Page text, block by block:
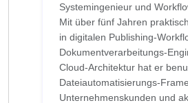
Systemingenieur und
Mit über fünf Jahren
in digitalen Publishing-
Dokumentverarbeitungs-
Cloud-Architektur hat er
Dateiautomatisierungs-
Unternehmenskunden und